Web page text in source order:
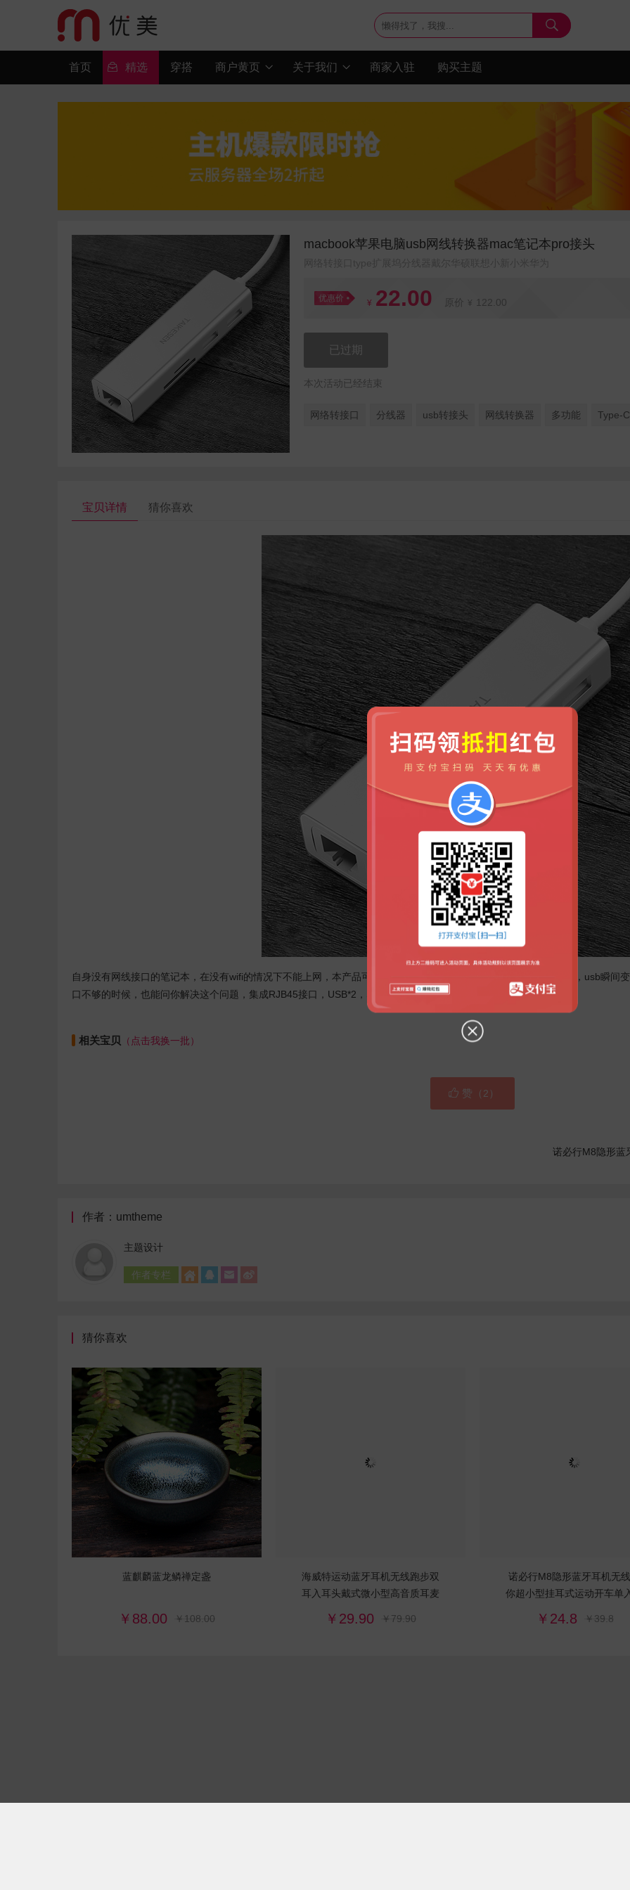

首页  精选 穿搭 商户黄页  关于我们  商家入驻 购买主题
macbook苹果电脑usb网线转换器mac笔记本pro接头
优惠价 ¥ 22.00 原价 ¥ 122.00
已过期
本次活动已经结束
网络转接口 分线器 usb转接头 网线转换器 多功能 Type-
宝贝详情 猜你喜欢
自身没有网线接口的笔记本，在没有wifi的情况下不能上网，本产品可以轻松解决这个难题，只需连接笔记本usb接口，usb瞬间
口不够的时候，也能问你解决这个问题，集成RJB45接口，USB*2，SD/TF卡，Type-C接口
相关宝贝 （点击我换一批）
 赞（ 2 ）
诺必行M8隐形蓝牙耳
作者：umtheme
主题设计
作者专栏    
猜你喜欢
蓝麒麟蓝龙鳞禅定盏
￥88.00 ￥108.00
海威特运动蓝牙耳机无线跑步双
耳入耳头戴式微小型高音质耳麦
￥29.90 ￥79.90
诺必行M8隐形蓝牙耳机无
你超小型挂耳式运动开车单
￥24.8 ￥39.8